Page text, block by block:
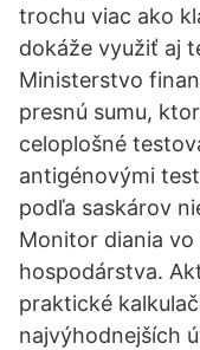
trochu viac ako
dokáže využiť aj
Ministerstvo
presnú sumu,
celoplošné
antigénovými
podľa saskárov
Monitor diania vo
hospodárstva.
praktické
najvýhodnejších